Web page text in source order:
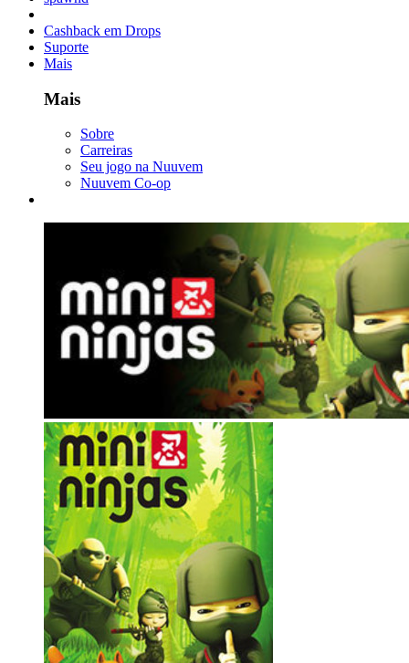
Cashback em Drops
Suporte
Mais
Mais
Sobre
Carreiras
Seu jogo na Nuuvem
Nuuvem Co-op